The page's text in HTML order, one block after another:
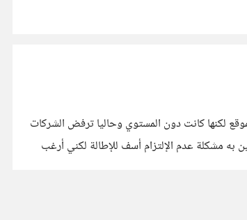
لكنها كانت دون المستوي وحاليا ترفض الشركات
مشكلة عدم الإلتزام أسف للإطالة لكني أرغب